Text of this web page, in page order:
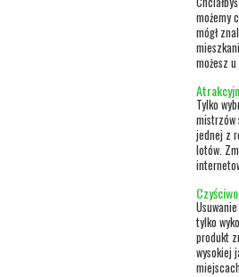
możemy
mógł
możesz
Tylko
mistrzów
jednej z
lotów.
tylko
produkt
wysokiej